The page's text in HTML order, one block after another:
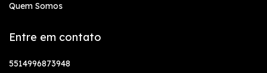
Quem Somos
Entre em contato
5514996873948